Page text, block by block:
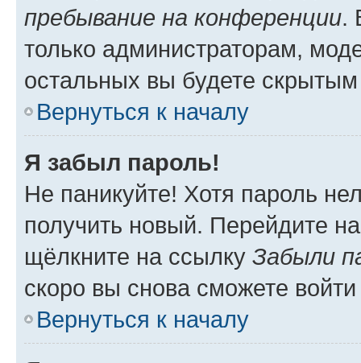
пребывание на конференции.
только администраторам,
остальных вы будете
Вернуться к началу
Я забыл пароль!
Не паникуйте! Хотя пароль
получить новый. Перейдите
щёлкните на ссылку Забыли
скоро вы снова сможете
Вернуться к началу